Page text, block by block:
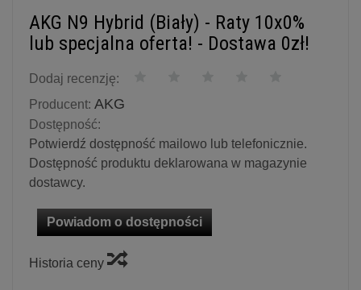
AKG N9 Hybrid (Biały) - Raty 10x0%
lub specjalna oferta! - Dostawa 0zł!
Dodaj recenzję:
Producent: AKG
Dostępność:
Potwierdź dostępność mailowo lub telefonicznie.
Dostępność produktu deklarowana w magazynie
dostawcy.
Powiadom o dostępności
Historia ceny